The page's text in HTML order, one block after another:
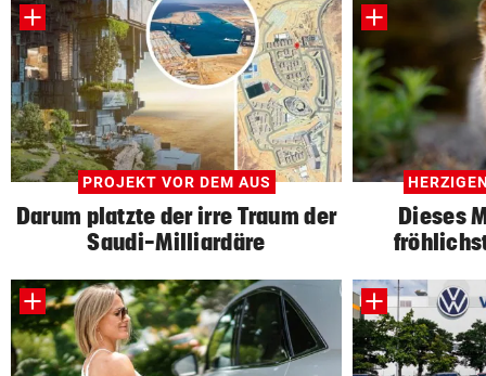
PROJEKT VOR DEM AUS
Darum platzte der irre Traum der
Saudi-Milliardäre
Dieses